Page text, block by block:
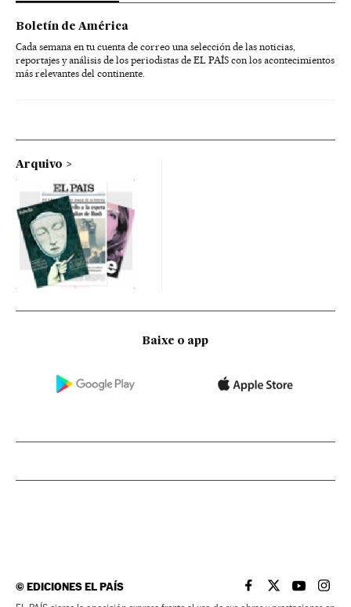
Boletín de América
Cada semana en tu cuenta de correo una selección de las noticias,
reportajes y análisis de los periodistas de EL PAÍS con los acontecimientos
más relevantes del continente.
Arquivo
Baixe o app
©EDICIONES EL PAÍS EL PAÍS BRASIL EN
EL PAÍSEL PAÍS
EL